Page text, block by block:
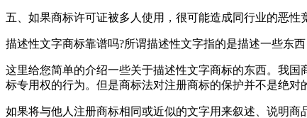
五、如果商标许可证被多人使用，很可能造成同行业的恶
描述性文字商标靠谱吗?所谓描述性文字指的是描述一些东
这里给您简单的介绍一些关于描述性文字商标的东西。我
标专用权的行为。但是商标法对注册商标的保护并不是绝对
如果将与他人注册商标相同或近似的文字用来叙述、说明